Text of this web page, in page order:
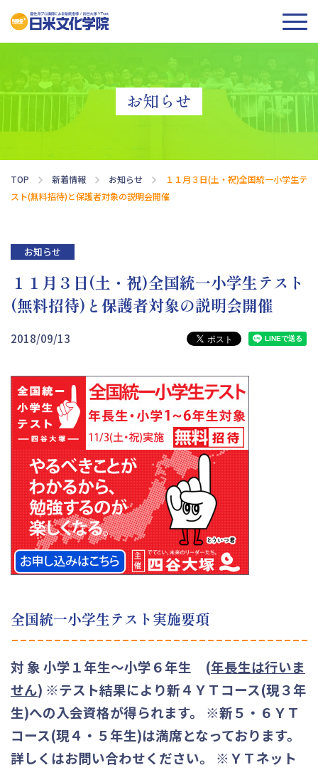
お知らせ
TOP 新着情報 お知らせ
１１月３日(土・祝)全国統一小学生テ
スト(無料招待)と保護者対象の説明会開催
お知らせ
１１月３日(土・祝)全国統一小学生テスト
(無料招待)と保護者対象の説明会開催
2018/09/13
全国統一小学生テスト実施要項
対 象 小学１年生～小学６年生 (年長生は行いま
せん) ※テスト結果により新４ＹＴコース(現３年
生)への入会資格が得られます。 ※新５・６ＹＴ
コース(現４・５年生)は満席となっております。
詳しくはお問い合わせください。 ※ＹＴネット